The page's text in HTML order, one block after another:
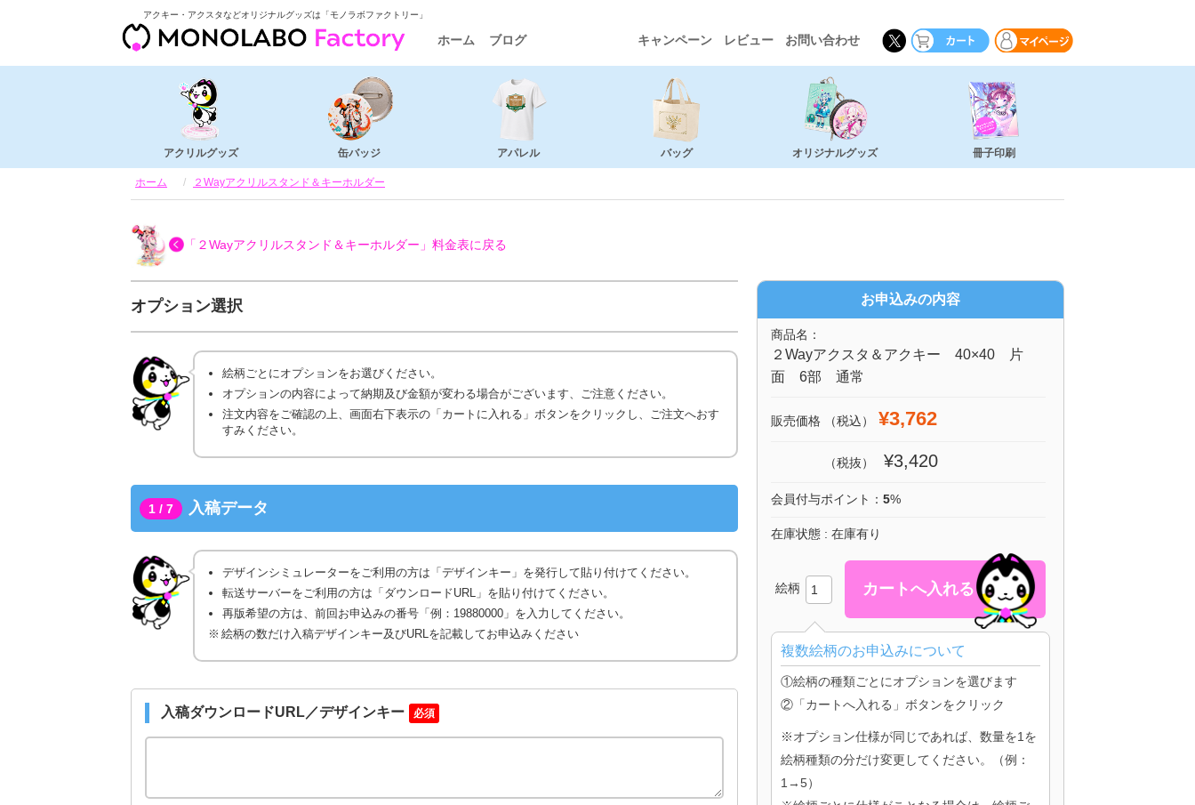
アクキー・アクスタなどオリジナルグッズは「モノラボファクトリー」
ホーム ブログ キャンペーン レビュー お問い合わせ
アクリルグッズ 缶バッジ アパレル バッグ オリジナルグッズ 冊子印刷
ホーム ２Wayアクリルスタンド＆キーホルダー
「２Wayアクリルスタンド＆キーホルダー」 料金表に戻る
オプション選択
絵柄ごとにオプションをお選びください。
オプションの内容によって納期及び金額が変わる場合がございます、ご注意ください。
注文内容をご確認の上、画面右下表示の「カートに入れる」ボタンをクリックし、ご注文へおす
すみください。
1 / 7 入稿データ
デザインシミュレーターをご利用の方は「デザインキー」を発行して貼り付けてください。
転送サーバーをご利用の方は「ダウンロードURL」を貼り付けてください。
再版希望の方は、前回お申込みの番号「例：19880000」を入力してください。
絵柄の数だけ入稿デザインキー及びURLを記載してお申込みください
入稿ダウンロードURL／デザインキー 必須
お申込みの内容
商品名：
２Wayアクスタ＆アクキー 40×40 片
面 6部 通常
販売価格 （税込） ¥3,762
（税抜） ¥3,420
会員付与ポイント： 5%
在庫状態 : 在庫有り
絵柄
複数絵柄のお申込みについて
①絵柄の種類ごとにオプションを選びます
②「カートへ入れる」ボタンをクリック
※オプション仕様が同じであれば、数量を1を
絵柄種類の分だけ変更してください。（例：
1→5）